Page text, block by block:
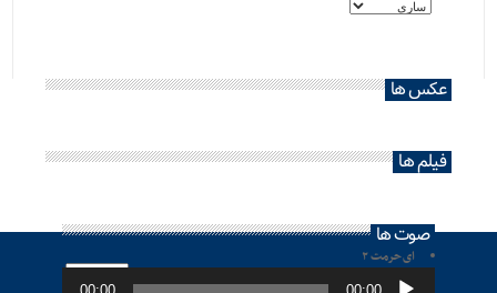
عکس ها
فیلم ها
صوت ها
ای حرمت ۲
پخش‌کننده
صوت